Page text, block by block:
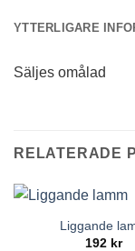
YTTERLIGARE
Säljes omålad
RELATERADE
Liggande
192 kr